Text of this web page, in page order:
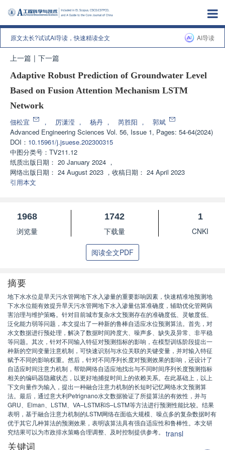
原文太长?试试AI导读，快速精读全文 AI导读
上一篇 | 下一篇
Adaptive Robust Prediction of Groundwater Level
Based on Fusion Attention Mechanism LSTM
Network
佃松宜 ， 厉潇滢 ， 杨丹 ， 芮胜阳 ，
郭斌
Advanced Engineering Sciences Vol. 56, Issue 1, Pages: 54-64(2024)
DOI： 10.15961/j.jsuese.202300315
中图分类号： TV211.12
纸质出版日期： 20 January 2024 ，
网络出版日期： 24 August 2023 ， 收稿日期： 24 April 2023
引用本文
1968
浏览量
1742
下载量
1
CNKI
阅读全文PDF
摘要
地下水水位是旱天污水管网地下水入渗量的重要影响因素，快速精准地预测地
下水水位能有效提升旱天污水管网地下水入渗量估算准确度，辅助优化管网病
害治理与维护策略。针对目前城市复杂水文预测存在的准确度低、灵敏度低、
泛化能力弱等问题，本文提出了一种新的鲁棒自适应水位预测算法。首先，对
水文数据进行预处理，解决了数据时间跨度大、噪声多、缺失及异常、非平稳
等问题。其次，针对不同输入特征对预测指标的影响，在模型训练阶段提出一
种新的空间变量注意机制，可快速识别与水位关联的关键变量，并对输入特征
赋予不同的影响权重。然后，针对不同序列长度对预测效果的影响，还设计了
自适应时间注意力机制，帮助网络自适应地找出与不同时间序列长度预测指标
相关的编码器隐藏状态，以更好地捕捉时间上的依赖关系。在此基础上，以上
下文向量作为输入，提出一种融合注意力机制的长短时记忆网络水文预测算
法。最后，通过意大利Petrignano水文数据验证了所提算法的有效性，并与
GRU、Elman、LSTM、VA–LSTM和S–LSTM等方法进行预测性能比较。结果
表明，基于融合注意力机制的LSTM网络在面临大规模、噪点多的复杂数据时有
优于其它几种算法的预测效果，表明该算法具有强自适应性和鲁棒性。本文研
究结果可以为市政排水策略合理调整、及时控制提供参考。 transl
关键词